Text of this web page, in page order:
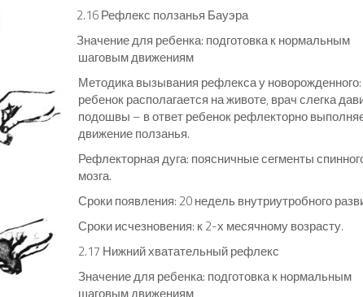
2.16 Рефлекс ползанья Бауэра
Значение для ребенка: подготовка к нормальным
шаговым движениям
Методика вызывания рефлекса у новорожденного:
ребенок располагается на животе, врач слегка
подошвы – в ответ ребенок рефлекторно
движение ползанья.
Рефлекторная дуга: поясничные сегменты
мозга.
Сроки появления: 20 недель внутриутробного
Сроки исчезновения: к 2-х месячному возрасту.
2.17 Нижний хватательный рефлекс
Значение для ребенка: подготовка к нормальным
шаговым движениям